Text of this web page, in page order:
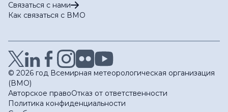
Связаться с нами
Как связаться с ВМО
© 2026 год Всемирная метеорологическая организация
(ВМО)
Авторское правоОтказ от ответственности
Политика конфиденциальности